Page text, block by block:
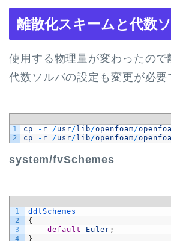
離散化スキームと代数
使用する物理量が変わったので
代数ソルバの設定も変更が必要
1
2
cp - r /usr/ lib/openfoam/
cp
- r /usr/ lib/openfoam/
system/fvSchemes
1
2
3
4
ddtSchemes
{
default
Euler ;
}